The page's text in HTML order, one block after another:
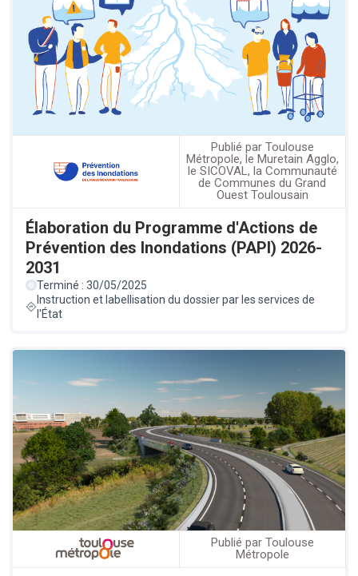
Publié par Toulouse
Métropole, le Muretain Agglo,
le SICOVAL, la Communauté
de Communes du Grand
Ouest Toulousain
Élaboration du Programme d'Actions de
Prévention des Inondations (PAPI) 2026-
2031
Terminé : 30/05/2025
Instruction et labellisation du dossier par les services de
l'État
Publié par Toulouse
Métropole